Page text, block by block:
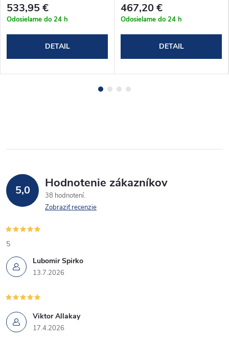
99)x190 cm (MYSK_100100C)
533,95 €
Odosielame do 24 h
DETAIL
(T1K_9090C)
467,20 €
Odosielame do 24 h
DETAIL
5,0 Hodnotenie zákazníkov
38 hodnotení
Zobraziť recenzie
Lubomir Spirko
13.7.2026
5
Viktor Allakay
17.4.2026